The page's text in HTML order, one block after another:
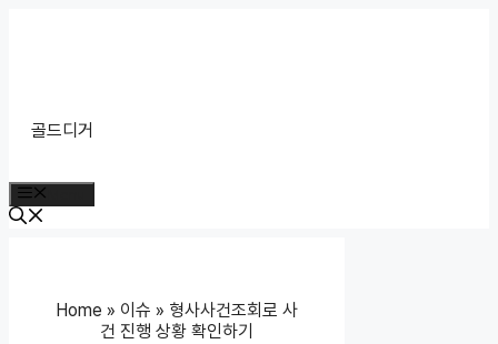
골드디거
Home » 이슈 » 형사사건조회로 사
건 진행 상황 확인하기